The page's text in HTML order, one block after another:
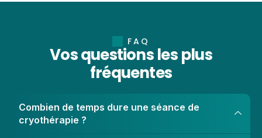
FAQ
Vos questions les plus
fréquentes
Combien de temps dure une séance de
cryothérapie ?